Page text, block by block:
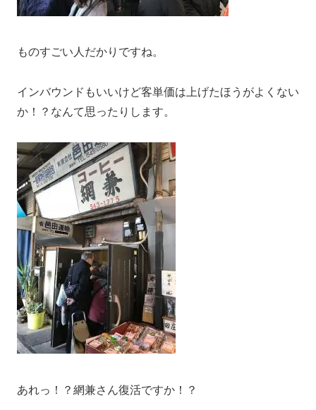
ものすごい人だかりですね。
インバウンドもいいけど客単価は上げたほうがよくない
か！？なんて思ったりします。
あれっ！？網兼さん復活ですか！？